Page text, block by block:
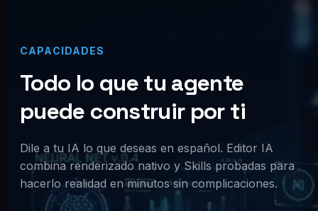
CAPACIDADES
Todo lo que tu agente
puede construir por ti
Dile a tu IA lo que deseas en español. Editor IA
combina renderizado nativo y Skills probadas para
hacerlo realidad en minutos sin complicaciones.